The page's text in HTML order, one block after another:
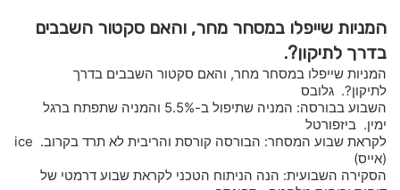
המניות שייפלו במסחר מחר, והאם סקטור השבבים
בדרך לתיקון?.
המניות שייפלו במסחר מחר, והאם סקטור השבבים בדרך
לתיקון?. גלובס
השבוע בבורסה: המניה שתיפול ב-5.5% והמניה שתפתח ברגל
ימין. ביזפורטל
לקראת שבוע המסחר: הבורסה קורסת והריבית לא תרד בקרוב. ice
(אייס)
הסקירה השבועית: הנה הניתוח הטכני לקראת שבוע דרמטי של